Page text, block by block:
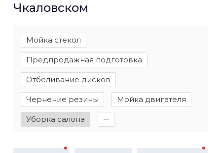
Чкаловском
Мойка стекол
Предпродажная подготовка
Отбеливание дисков
Чернение резины Мойка двигателя
Уборка салона ∙∙∙